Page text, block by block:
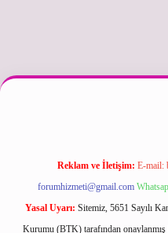
güncel
Reklam ve İletişim: E-mail:
forumhizmeti@gmail.com
Yasal Uyarı: Sitemiz, 5651 Sayılı
Kurumu (BTK) tarafından